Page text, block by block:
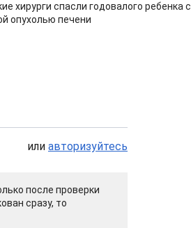
хирурги спасли годовалого ребенка с
опухолью печени
или авторизуйтесь
после проверки
сразу, то